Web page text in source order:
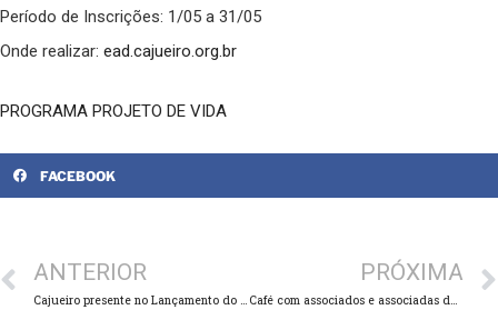
Período de Inscrições: 1/05 a 31/05
Onde realizar: ead.cajueiro.org.br
PROGRAMA PROJETO DE VIDA
FACEBOOK
ANTERIOR
Cajueiro presente no Lançamento do livro “650 Gerações – O Brasil antes dos Europeus”
PRÓXIMA
Café com associados e associadas do Cajueiro: diálogos sobre comunicação e andamento dos projetos